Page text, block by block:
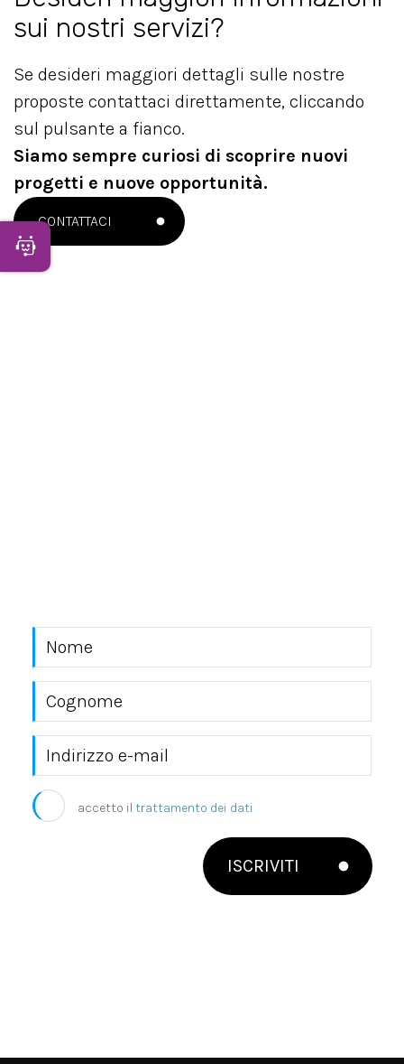
sui nostri servizi?
Se desideri maggiori dettagli sulle nostre
proposte contattaci direttamente, cliccando
sul pulsante a fianco.
Siamo sempre curiosi di scoprire nuovi
progetti e nuove opportunità.
CONTATTACI
accetto il trattamento dei dati
ISCRIVITI
Apri Chatbot